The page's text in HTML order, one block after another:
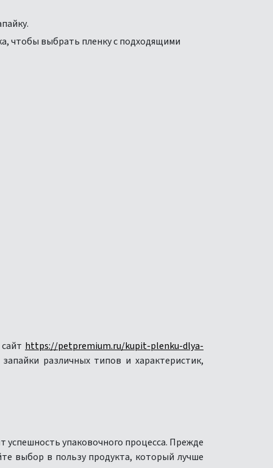
чтобы выбрать пленку с подходящими
https://petpremium.ru/kupit-plenku-dlya-
различных типов и характеристик,
упаковочного процесса. Прежде
выбор в пользу продукта, который лучше